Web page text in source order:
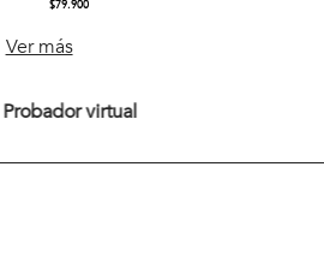
$79.900
Ver más
Probador virtual